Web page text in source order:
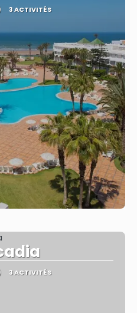
3 ACTIVITÉS
3 ACTIVITÉS